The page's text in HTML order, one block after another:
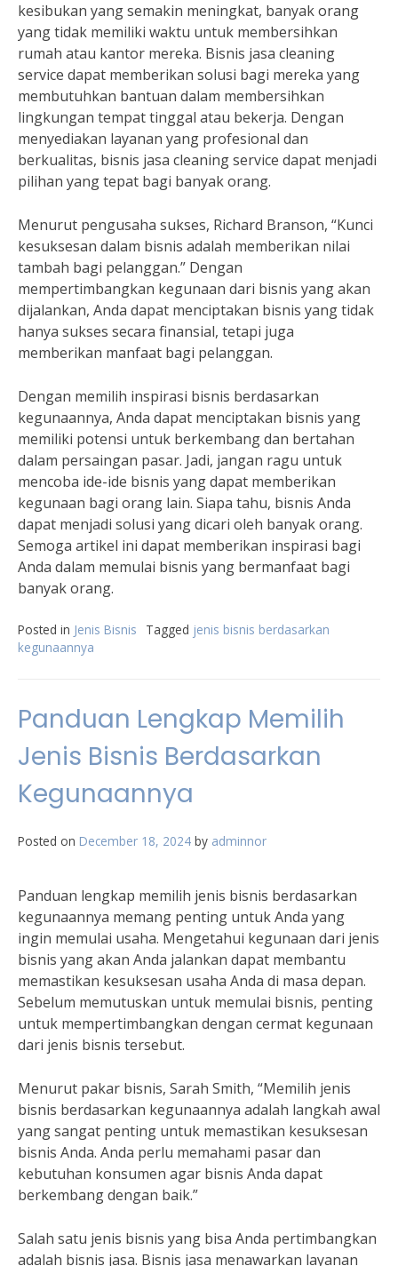
kesibukan yang semakin meningkat, banyak orang
yang tidak memiliki waktu untuk membersihkan
rumah atau kantor mereka. Bisnis jasa cleaning
service dapat memberikan solusi bagi mereka yang
membutuhkan bantuan dalam membersihkan
lingkungan tempat tinggal atau bekerja. Dengan
menyediakan layanan yang profesional dan
berkualitas, bisnis jasa cleaning service dapat menjadi
pilihan yang tepat bagi banyak orang.
Menurut pengusaha sukses, Richard Branson, “Kunci
kesuksesan dalam bisnis adalah memberikan nilai
tambah bagi pelanggan.” Dengan
mempertimbangkan kegunaan dari bisnis yang akan
dijalankan, Anda dapat menciptakan bisnis yang tidak
hanya sukses secara finansial, tetapi juga
memberikan manfaat bagi pelanggan.
Dengan memilih inspirasi bisnis berdasarkan
kegunaannya, Anda dapat menciptakan bisnis yang
memiliki potensi untuk berkembang dan bertahan
dalam persaingan pasar. Jadi, jangan ragu untuk
mencoba ide-ide bisnis yang dapat memberikan
kegunaan bagi orang lain. Siapa tahu, bisnis Anda
dapat menjadi solusi yang dicari oleh banyak orang.
Semoga artikel ini dapat memberikan inspirasi bagi
Anda dalam memulai bisnis yang bermanfaat bagi
banyak orang.
Posted in Jenis Bisnis Tagged jenis bisnis berdasarkan
kegunaannya
Panduan Lengkap Memilih
Jenis Bisnis Berdasarkan
Kegunaannya
Posted on December 18, 2024 by adminnor
Panduan lengkap memilih jenis bisnis berdasarkan
kegunaannya memang penting untuk Anda yang
ingin memulai usaha. Mengetahui kegunaan dari jenis
bisnis yang akan Anda jalankan dapat membantu
memastikan kesuksesan usaha Anda di masa depan.
Sebelum memutuskan untuk memulai bisnis, penting
untuk mempertimbangkan dengan cermat kegunaan
dari jenis bisnis tersebut.
Menurut pakar bisnis, Sarah Smith, “Memilih jenis
bisnis berdasarkan kegunaannya adalah langkah awal
yang sangat penting untuk memastikan kesuksesan
bisnis Anda. Anda perlu memahami pasar dan
kebutuhan konsumen agar bisnis Anda dapat
berkembang dengan baik.”
Salah satu jenis bisnis yang bisa Anda pertimbangkan
adalah bisnis jasa. Bisnis jasa menawarkan layanan